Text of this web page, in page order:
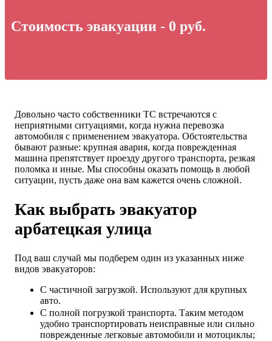
Стоимость эвакуации - 0 руб.
Довольно часто собственники ТС встречаются с
неприятными ситуациями, когда нужна перевозка
автомобиля с применением эвакуатора. Обстоятельства
бывают разные: крупная авария, когда поврежденная
машина препятствует проезду другого транспорта, резкая
поломка и иные. Мы способны оказать помощь в любой
ситуации, пусть даже она вам кажется очень сложной.
Как выбрать эвакуатор
арбатецкая улица
Под ваш случай мы подберем один из указанных ниже
видов эвакуаторов:
С частичной загрузкой. Используют для крупных
авто.
С полной погрузкой транспорта. Таким методом
удобно транспортировать неисправные или сильно
поврежденные легковые автомобили и мотоциклы;